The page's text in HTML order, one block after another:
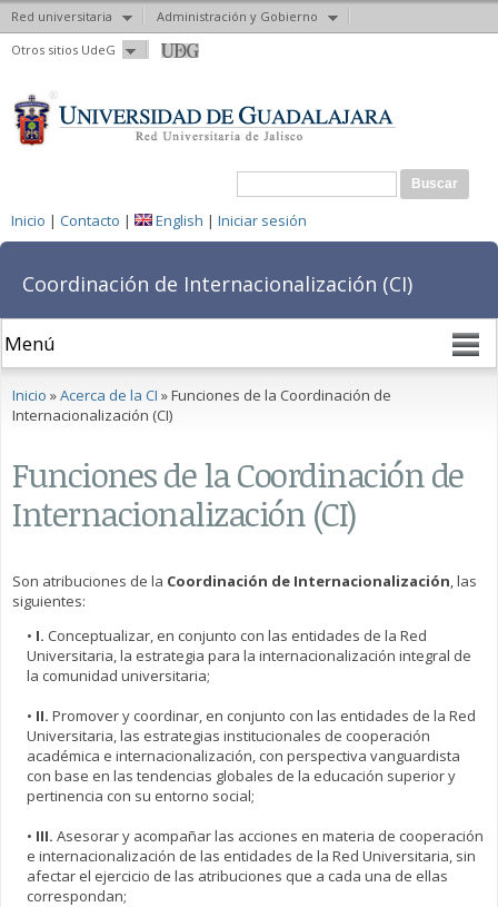
Red universitaria
Administración y Gobierno
Otros sitios UdeG
Pasar al
contenido
Formulario de búsqueda
Buscar
Inicio | Contacto | English | Iniciar sesión
Coordinación de Internacionalización (CI)
Se encuentra usted aquí
Inicio »Acerca de la CI » Funciones de la Coordinación de
Internacionalización (CI)
Funciones de la Coordinación de
Internacionalización (CI)
Son atribuciones de la Coordinación de Internacionalización, las
siguientes:
• I. Conceptualizar, en conjunto con las entidades de la Red
Universitaria, la estrategia para la internacionalización integral de
la comunidad universitaria;
• II. Promover y coordinar, en conjunto con las entidades de la Red
Universitaria, las estrategias institucionales de cooperación
académica e internacionalización, con perspectiva vanguardista
con base en las tendencias globales de la educación superior y
pertinencia con su entorno social;
• III. Asesorar y acompañar las acciones en materia de cooperación
e internacionalización de las entidades de la Red Universitaria, sin
afectar el ejercicio de las atribuciones que a cada una de ellas
correspondan;